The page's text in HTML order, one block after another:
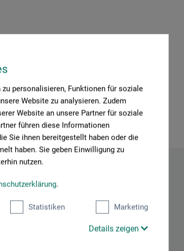
personalisieren, Funktionen für soziale
Website zu analysieren. Zudem
Website an unsere Partner für soziale
führen diese Informationen
Sie ihnen bereitgestellt haben oder die
haben. Sie geben Einwilligung zu
nutzen.
.
Statistiken Marketing
Details zeigen